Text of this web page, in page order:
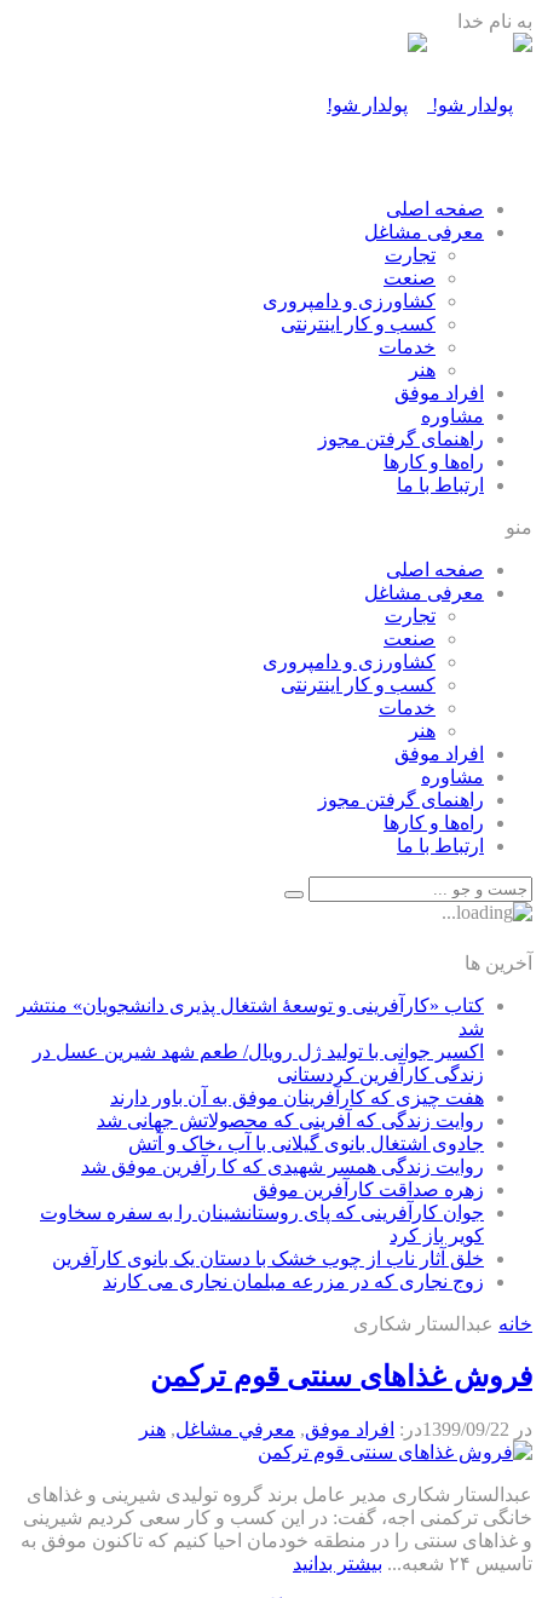
به نام خدا
صفحه اصلی
معرفی مشاغل
تجارت
صنعت
كشاورزی و دامپروری
كسب و كار اينترنتی
خدمات
هنر
افراد موفق
مشاوره
راهنمای گرفتن مجوز
راه‌ها و كارها
ارتباط با ما
منو
صفحه اصلی
معرفی مشاغل
تجارت
صنعت
كشاورزی و دامپروری
كسب و كار اينترنتی
خدمات
هنر
افراد موفق
مشاوره
راهنمای گرفتن مجوز
راه‌ها و كارها
ارتباط با ما
آخرین ها
کتاب «کارآفرینی و توسعۀ اشتغال پذیری دانشجویان» منتشر
شد
اکسیر جوانی با تولید ژل رویال/ طعم شهد شیرین عسل‌ در
زندگی کارآفرین کردستانی
هفت چیزی که کارآفرینان موفق به آن باور دارند
روایت زندگی که آفرینی که محصولاتش جهانی شد
جادوی اشتغال بانوی گیلانی با آب ،خاک و آتش
روایت زندگی همسر شهیدی که کا رآفرین موفق شد
زهره صداقت کارآفرین موفق
جوان کارآفرینی که پای روستانشینان را به سفره سخاوت
کویر باز کرد
خلق آثار ناب از چوب خشک با دستان یک بانوی کارآفرین
زوج نجاری که در مزرعه مبلمان نجاری می کارند
خانه عبدالستار شکاری
فروش غذاهای سنتی قوم ترکمن
در 1399/09/22در: افراد موفق, معرفي مشاغل, هنر
عبدالستار شکاری مدیر عامل برند گروه تولیدی شیرینی و غذاهای
خانگی ترکمنی اجه، گفت: در این کسب و کار سعی کردیم شیرینی
و غذاهای سنتی را در منطقه خودمان احیا کنیم که تاکنون موفق به
تاسیس ۲۴ شعبه...
بیشتر بدانید